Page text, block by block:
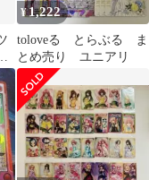
¥1,222
toloveる とらぶる ま
とめ売り ユニアリ